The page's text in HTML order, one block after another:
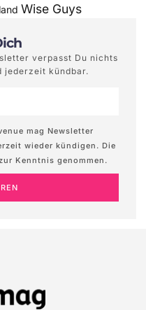
Wise Guys
verpasst Du nichts
jederzeit kündbar.
mag Newsletter
wieder kündigen. Die
Kenntnis genommen.